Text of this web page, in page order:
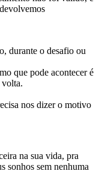
durante o desafio ou
que pode acontecer é
volta.
nos dizer o motivo
na sua vida, pra
sonhos sem nenhuma